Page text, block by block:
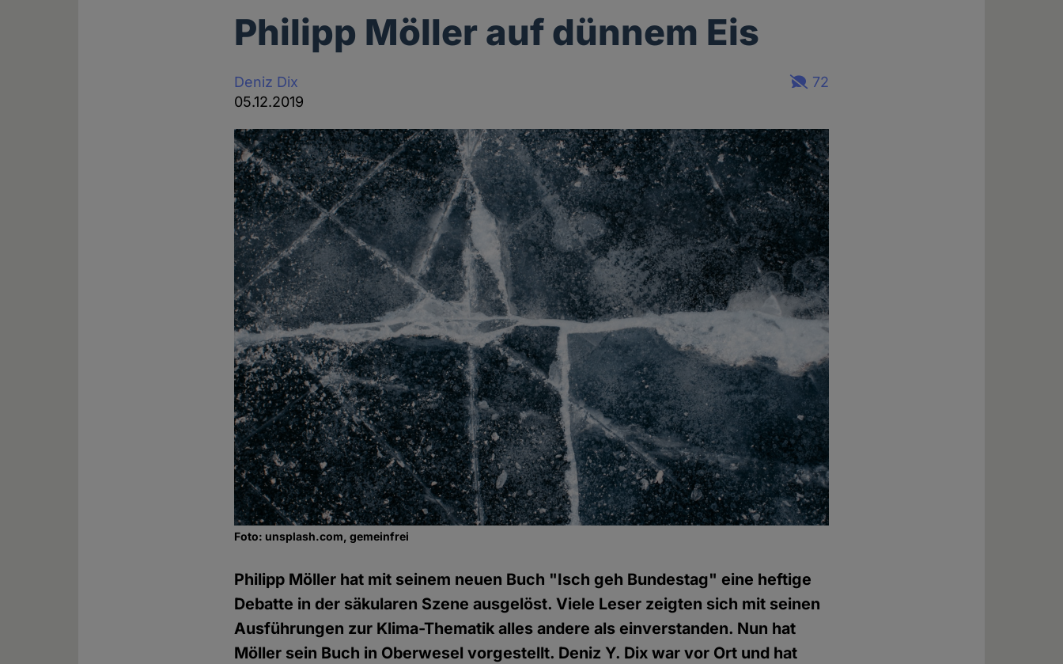
Philipp Möller auf dünnem Eis
Deniz Dix
05.12.2019
72
Foto: unsplash.com, gemeinfrei
Philipp Möller hat mit seinem neuen Buch "Isch geh Bundestag" eine heftige
Debatte in der säkularen Szene ausgelöst. Viele Leser zeigten sich mit seinen
Ausführungen zur Klima-Thematik alles andere als einverstanden. Nun hat
Möller sein Buch in Oberwesel vorgestellt. Deniz Y. Dix war vor Ort und hat